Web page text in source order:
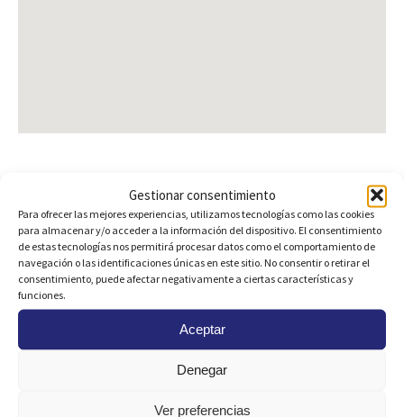
Gestionar consentimiento
Para ofrecer las mejores experiencias, utilizamos tecnologías como las cookies
para almacenar y/o acceder a la información del dispositivo. El consentimiento
de estas tecnologías nos permitirá procesar datos como el comportamiento de
navegación o las identificaciones únicas en este sitio. No consentir o retirar el
consentimiento, puede afectar negativamente a ciertas características y
funciones.
Aceptar
Denegar
Ver preferencias
¿Te interesa?